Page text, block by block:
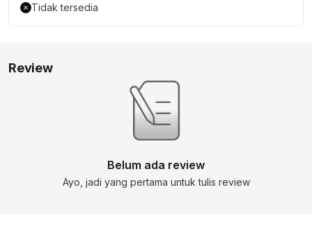
Tidak tersedia
Review
Belum ada review
Ayo, jadi yang pertama untuk tulis review